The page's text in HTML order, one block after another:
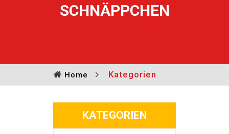
SCHNÄPPCHEN
Home Kategorien
KATEGORIEN